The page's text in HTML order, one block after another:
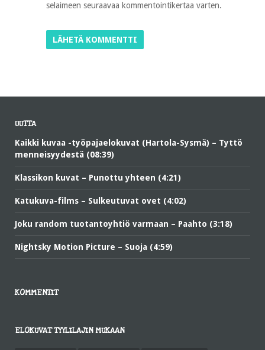
selaimeen seuraavaa kommentointikertaa varten.
UUTTA
Kaikki kuvaa -työpajaelokuvat (Hartola-Sysmä) – Tyttö
menneisyydestä (08:39)
Klassikon kuvat – Punottu yhteen (4:21)
Katukuva-films – Sulkeutuvat ovet (4:02)
Joku random tuotantoyhtiö varmaan – Paahto (3:18)
Nightsky Motion Picture – Suoja (4:59)
KOMMENTIT
ELOKUVAT TYYLILAJIN MUKAAN